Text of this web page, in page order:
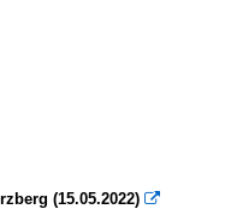
(15.05.2022) 